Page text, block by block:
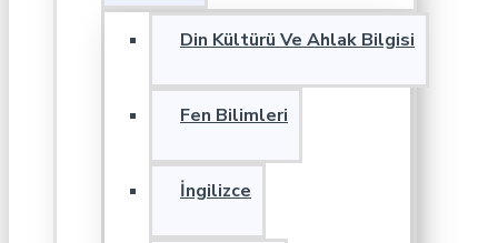
Din Kültürü Ve Ahlak Bilgisi
Fen Bilimleri
İngilizce